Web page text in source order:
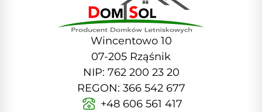
Wincentowo 10
07-205 Rząśnik
NIP: 762 200 23 20
REGON: 366 542 677
+48 606 561 417